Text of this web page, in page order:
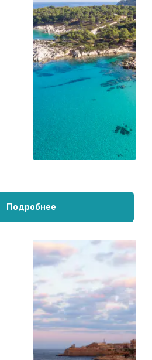
Подробнее